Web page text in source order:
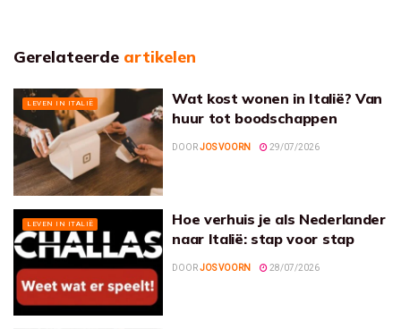
Gerelateerde artikelen
LEVEN IN ITALIË
Wat kost wonen in Italië? Van
huur tot boodschappen
DOORJOS VOORN 29/07/2026
LEVEN IN ITALIË
Hoe verhuis je als Nederlander
naar Italië: stap voor stap
DOORJOS VOORN 28/07/2026